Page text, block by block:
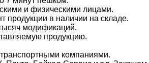
и физическими лицами.
продукции в наличии на складе.
модификаций.
продукцию.
компаниями.